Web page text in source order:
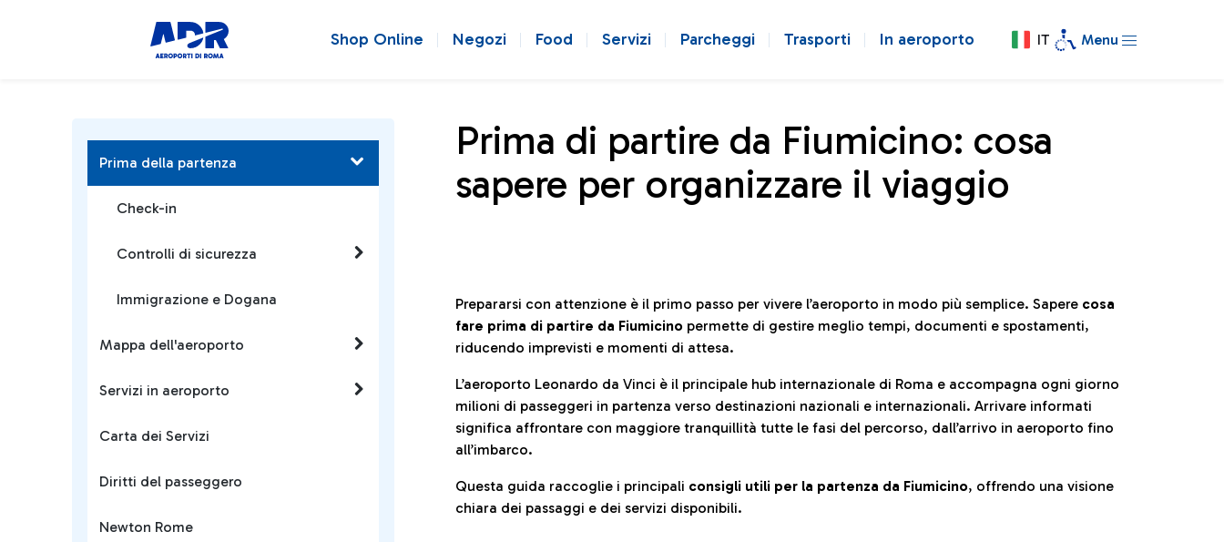
Shop Online Negozi Food Servizi Parcheggi Trasporti In aeroporto IT Menu
Prima di partire da Fiumicino: cosa
sapere per organizzare il viaggio
Prepararsi con attenzione è il primo passo per vivere l’aeroporto in modo più semplice. Sapere cosa
fare prima di partire da Fiumicino permette di gestire meglio tempi, documenti e spostamenti,
riducendo imprevisti e momenti di attesa.
L’aeroporto Leonardo da Vinci è il principale hub internazionale di Roma e accompagna ogni giorno
milioni di passeggeri in partenza verso destinazioni nazionali e internazionali. Arrivare informati
significa affrontare con maggiore tranquillità tutte le fasi del percorso, dall’arrivo in aeroporto fino
all’imbarco.
Questa guida raccoglie i principali consigli utili per la partenza da Fiumicino, offrendo una visione
chiara dei passaggi e dei servizi disponibili.
Prima della partenza
Check-in
Controlli di sicurezza
Immigrazione e Dogana
Mappa dell'aeroporto
Servizi in aeroporto
Carta dei Servizi
Diritti del passeggero
Newton Rome